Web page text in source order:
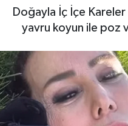
Doğayla İç İçe
yavru koyun ile poz